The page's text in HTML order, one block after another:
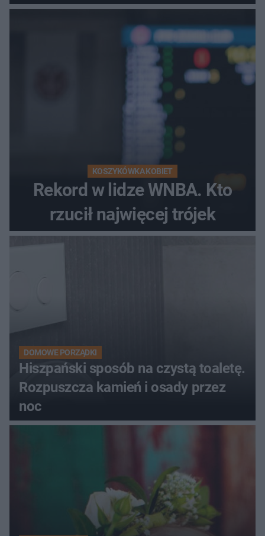
prawne
KOSZYKÓWKA KOBIET
Rekord w lidze WNBA. Kto
rzucił najwięcej trójek
DOMOWE PORZĄDKI
Hiszpański sposób na czystą toaletę.
Rozpuszcza kamień i osady przez
noc